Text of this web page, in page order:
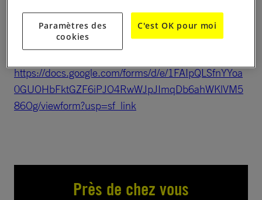
Antoinette partagera son expérience de l’injustice et
de la lutte pour le droit à la vie et à la justice.
https://docs.google.com/forms/d/e/1FAIpQLSfnYYoa
0GUOHbFktGZF6iPJO4RwWJpJImqDb6ahWKlVM5
86Og/viewform?usp=sf_link
Près de chez vous
Paramètres des
cookies
C'est OK pour moi